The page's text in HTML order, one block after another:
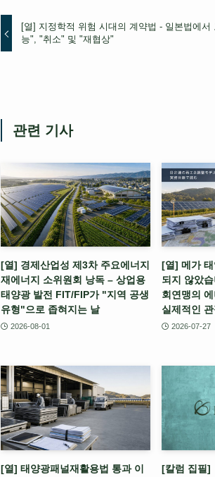
[열] 지정학적 위험 시대의 계약법 - 일본법에서
능", "취소" 및 "재협상"
관련 기사
[열] 경제산업성 제3차 주요에너지
재에너지 소위원회 낭독 – 상업용
태양광 발전 FIT/FIP가 "지역 공생
유형"으로 좁혀지는 날
2026-08-01
[열] 메가
되지 않았
회연맹의
실제적인
2026-07-27
[열] 태양광패널재활용법 통과 이
[칼럼 집필]